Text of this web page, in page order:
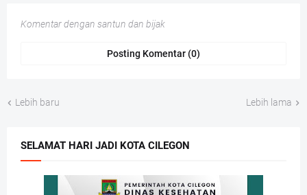
Komentar dengan santun dan bijak
Posting Komentar (0)
Lebih baru Lebih lama
SELAMAT HARI JADI KOTA CILEGON